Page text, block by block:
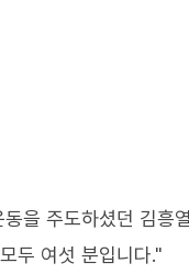
을 주도하셨던 김흥
두 여섯 분입니다."